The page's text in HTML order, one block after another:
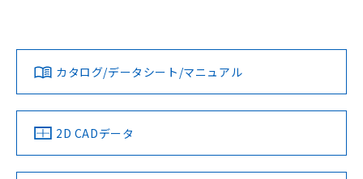
ダウンロードデータをご利用いただく前に、以下を必ずお読
みください。
ソフトウェアの使用条件
対応済み
中国 RoHS 注意事項・凡例
LR型式承認
（イギリス
船舶規格）
DNV型式承認
（ノルウェー
BV型式承認
（フランス
KR型式
（韓国
No No No No
カタログ/データシート/マニュアル
2D CADデータ